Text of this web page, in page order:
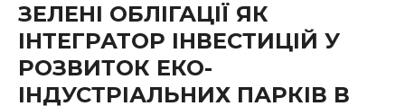
ЗЕЛЕНІ ОБЛІГАЦІЇ ЯК
ІНТЕГРАТОР ІНВЕСТИЦІЙ У
РОЗВИТОК ЕКО-
ІНДУСТРІАЛЬНИХ ПАРКІВ В